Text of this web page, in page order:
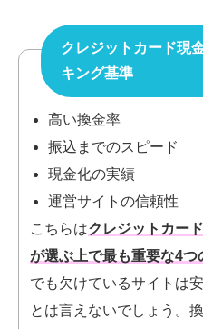
クレジットカード現
キング基準
高い換金率
振込までのスピード
現金化の実績
運営サイトの信頼性
こちらはクレジットカー
が選ぶ上で最も重要な4つ
でも欠けているサイトは
とは言えないでしょう。